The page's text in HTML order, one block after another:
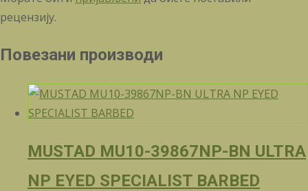
рецензију.
Повезани производи
MUSTAD MU10-39867NP-BN ULTRA
NP EYED SPECIALIST BARBED